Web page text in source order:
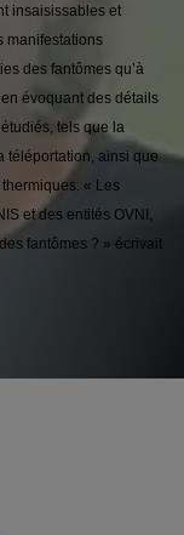
insaisissables et
manifestations
des fantômes qu’à
évoquant des détails
tels que la
téléportation, ainsi que
« Les
et des entités OVNI,
fantômes ? » écrivait